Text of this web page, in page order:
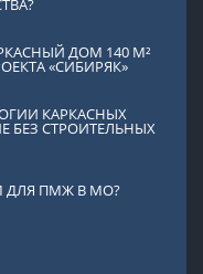
ДОМ 140 М²
«СИБИРЯК»
КАРКАСНЫХ
БЕЗ СТРОИТЕЛЬНЫХ
ДЛЯ ПМЖ В МО?